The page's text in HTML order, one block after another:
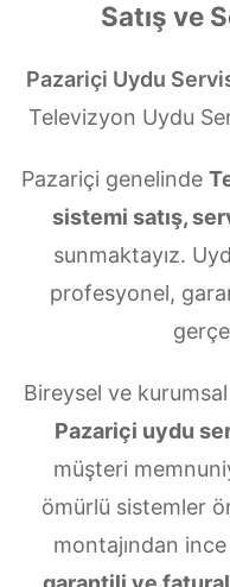
Satış ve
Pazariçi Uydu
Televizyon Uydu
Pazariçi genelinde
sistemi satış,
sunmaktayız.
profesyonel,
Bireysel ve
Pazariçi uydu
müşteri
ömürlü sistemler
montajından